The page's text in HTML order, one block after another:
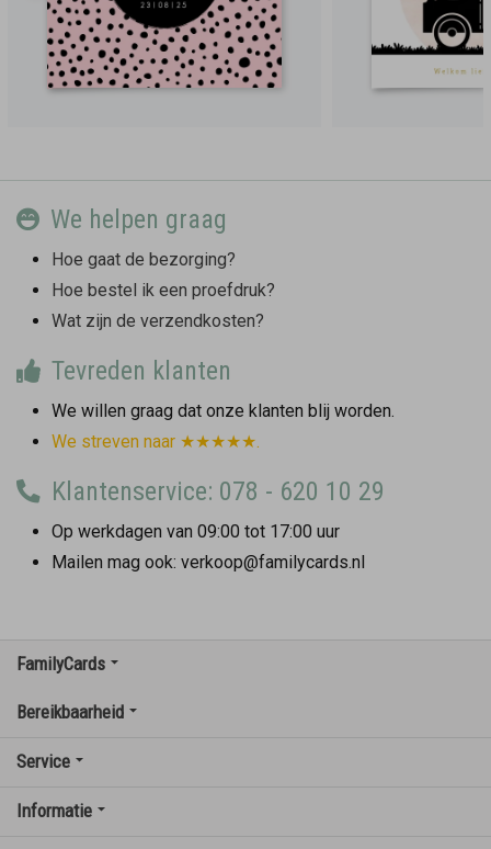
We helpen graag
Hoe gaat de bezorging?
Hoe bestel ik een proefdruk?
Wat zijn de verzendkosten?
Tevreden klanten
We willen graag dat onze klanten blij worden.
We streven naar ★★★★★.
Klantenservice: 078 - 620 10 29
Op werkdagen van 09:00 tot 17:00 uur
Mailen mag ook: verkoop@familycards.nl
FamilyCards
Bereikbaarheid
Service
Informatie